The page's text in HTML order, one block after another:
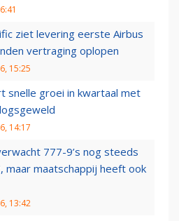
ziet levering eerste Airbus
vertraging oplopen
15:25
snelle groei in kwartaal met
14:17
777-9’s nog steeds
maar maatschappij heeft ook
13:42